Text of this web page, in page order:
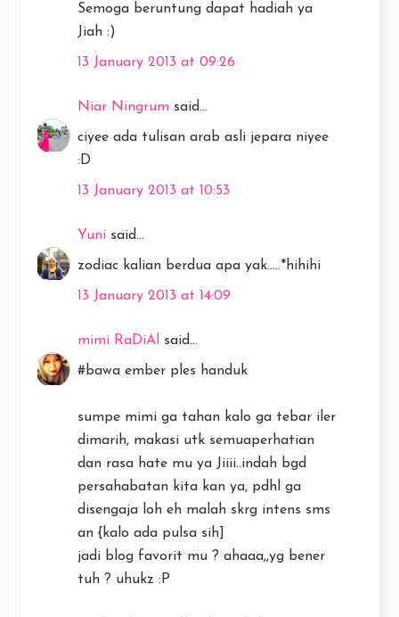
Semoga beruntung dapat hadiah ya
Jiah :)
13 January 2013 at 09:26
Niar Ningrum said...
ciyee ada tulisan arab asli jepara niyee
:D
13 January 2013 at 10:53
Yuni said...
zodiac kalian berdua apa yak.....*hihihi
13 January 2013 at 14:09
mimi RaDiAl said...
#bawa ember ples handuk
sumpe mimi ga tahan kalo ga tebar iler
dimarih, makasi utk semuaperhatian
dan rasa hate mu ya Jiiii..indah bgd
persahabatan kita kan ya, pdhl ga
disengaja loh eh malah skrg intens sms
an {kalo ada pulsa sih]
jadi blog favorit mu ? ahaaa,,yg bener
tuh ? uhukz :P